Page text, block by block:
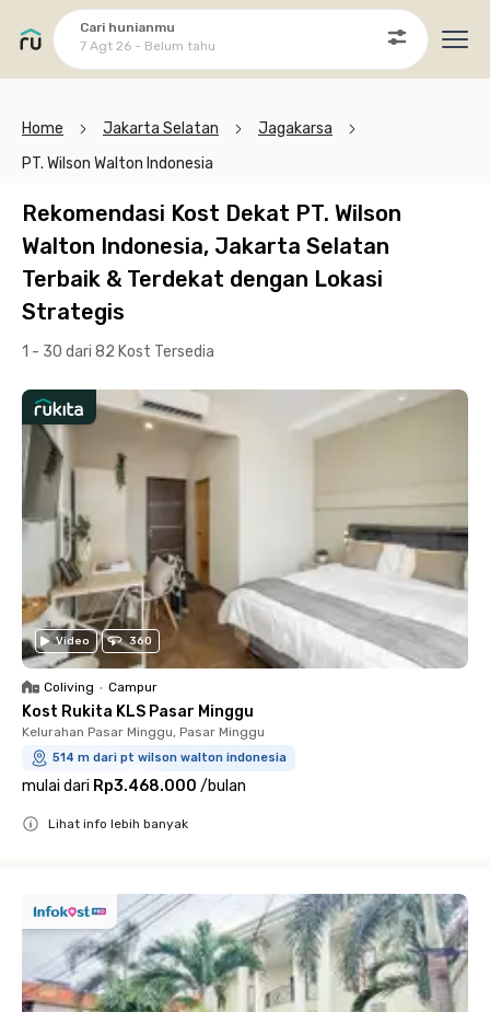
Cari hunianmu
7 Agt 26 - Belum tahu
Home Jakarta Selatan
Jagakarsa
PT. Wilson Walton Indonesia
Rekomendasi Kost Dekat PT. Wilson
Walton Indonesia, Jakarta Selatan
Terbaik & Terdekat dengan Lokasi
Strategis
1 - 30 dari 82 Kost Tersedia
Video 360
Coliving • Campur
Kost Rukita KLS Pasar Minggu
Kelurahan Pasar Minggu, Pasar Minggu
514 m dari pt wilson walton indonesia
mulai dari Rp3.468.000 /bulan
Lihat info lebih banyak